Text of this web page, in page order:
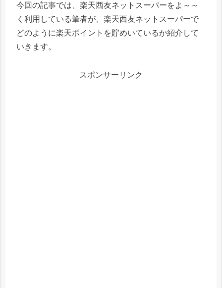
今回の記事では、楽天西友ネットスーパーをよ～～
く利用している筆者が、楽天西友ネットスーパーで
どのように楽天ポイントを貯めいているか紹介して
いきます。
スポンサーリンク